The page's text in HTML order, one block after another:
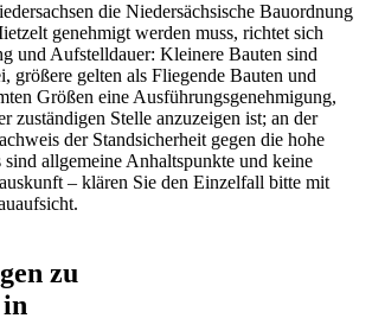
die Niedersächsische Bauordnung
genehmigt werden muss, richtet sich
und Aufstelldauer: Kleinere Bauten sind
größere gelten als Fliegende Bauten und
Größen eine Ausführungsgenehmigung,
zuständigen Stelle anzuzeigen ist; an der
der Standsicherheit gegen die hohe
allgemeine Anhaltspunkte und keine
– klären Sie den Einzelfall bitte mit
zu